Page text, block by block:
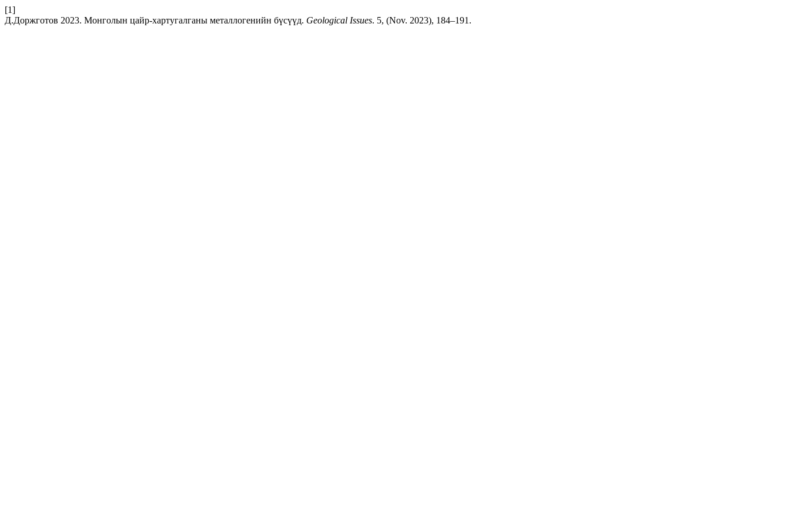
[1]
Д.Доржготов 2023. Монголын цайр-хартугалганы металлогенийн бүсүүд. Geological Issues. 5, (Nov. 2023), 184–191.